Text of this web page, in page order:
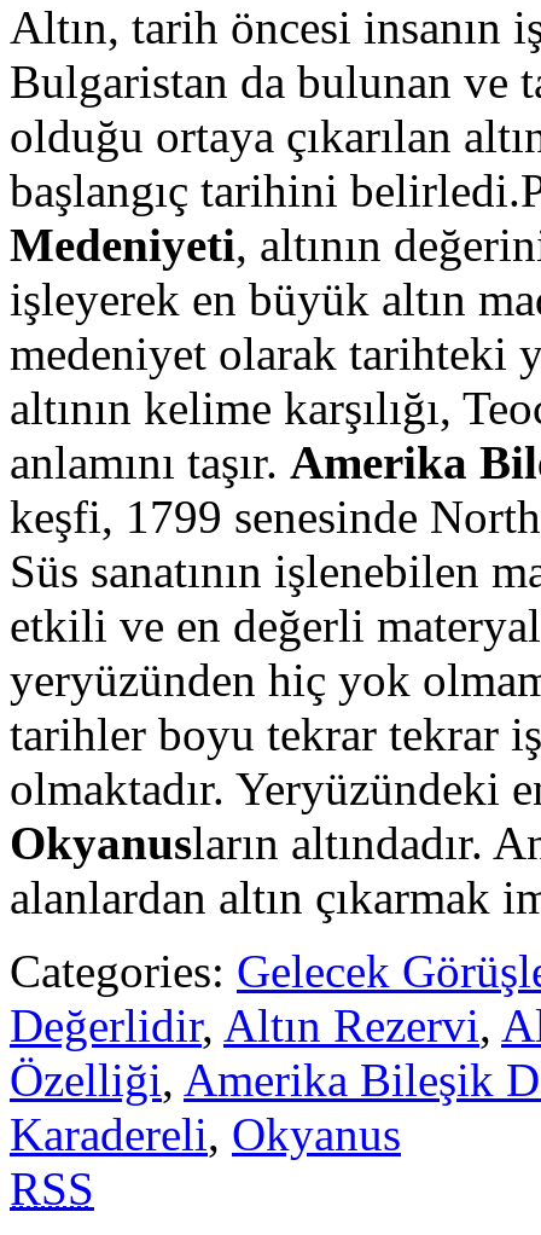
Altın, tarih öncesi insanın
Bulgaristan da bulunan ve
olduğu ortaya çıkarılan
başlangıç tarihini
Medeniyeti, altının
işleyerek en büyük altın
medeniyet olarak tarihteki
altının kelime karşılığı,
anlamını taşır. Amerika
keşfi, 1799 senesinde
Süs sanatının işlenebilen
etkili ve en değerli
yeryüzünden hiç yok
tarihler boyu tekrar tekrar
olmaktadır. Yeryüzündeki
Okyanusların altındadır.
alanlardan altın çıkarmak
Categories: Gelecek
Değerlidir, Altın Rezervi,
Özelliği, Amerika Bileşik
Karadereli, Okyanus
RSS